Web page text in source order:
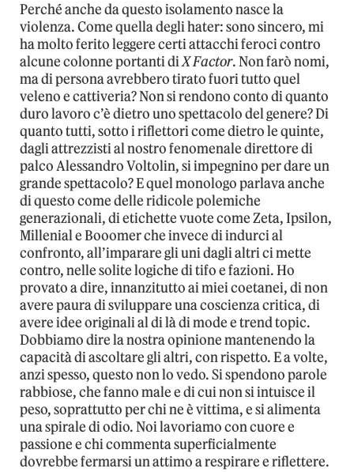
Perché anche da questo isolamento nasce la
violenza. Come quella degli hater: sono sincero, mi
ha molto ferito leggere certi attacchi feroci contro
alcune colonne portanti diX Factor. Non farò nomi,
ma di persona avrebbero tirato fuori tutto quel
veleno e cattiveria? Non si rendono conto di quanto
duro lavoro c’è dietro uno spettacolo del genere? Di
quanto tutti, sotto i riflettori come dietro le quinte,
dagli attrezzisti al nostro fenomenale direttore di
palco Alessandro Voltolin, si impegnino per dare un
grande spettacolo? E quel monologo parlava anche
di questo come delle ridicole polemiche
generazionali, di etichette vuote come Zeta, Ipsilon,
Millenial e Booomer che invece di indurci al
confronto, all’imparare gli uni dagli altri ci mette
contro, nelle solite logiche di tifo e fazioni. Ho
provato a dire, innanzitutto ai miei coetanei, di non
avere paura di sviluppare una coscienza critica, di
avere idee originali al di là di mode e trend topic.
Dobbiamo dire la nostra opinione mantenendo la
capacità di ascoltare gli altri, con rispetto. E a volte,
anzi spesso, questo non lo vedo. Si spendono parole
rabbiose, che fanno male e di cui non si intuisce il
peso, soprattutto per chi ne è vittima, e si alimenta
una spirale di odio. Noi lavoriamo con cuore e
passione e chi commenta superficialmente
dovrebbe fermarsi un attimo a respirare e riflettere.